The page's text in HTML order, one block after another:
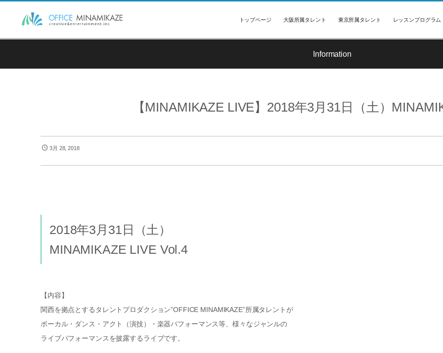
トップページ 大阪所属タレント 東京所属タレント レッスンプログラム
Information
【MINAMIKAZE LIVE】2018年3月31日（土）
3月 28, 2018
2018年3月31日（土）
MINAMIKAZE LIVE Vol.4
【内容】
関西を拠点とするタレントプロダクション”OFFICE MINAMIKAZE”所属タレントが
ボーカル・ダンス・アクト（演技）・楽器パフォーマンス等、様々なジャンルの
ライブパフォーマンスを披露するライブです。